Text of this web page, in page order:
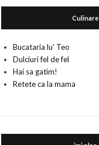
Culinare
Bucataria lu' Teo
Dulciuri fel de fel
Hai sa gatim!
Retete ca la mama